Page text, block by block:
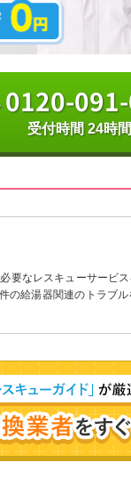
0120-
受付時間 24時間
なレスキューサービ
の給湯器関連のトラブ